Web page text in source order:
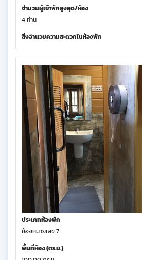
จำนวนผู้เข้าพักสูงสุด/ห้อง
4 ท่าน
สิ่งอำนวยความสะดวกในห้องพัก
ประเภทห้องพัก
ห้องหมายเลข 7
พื้นที่ห้อง (ตร.ม.)